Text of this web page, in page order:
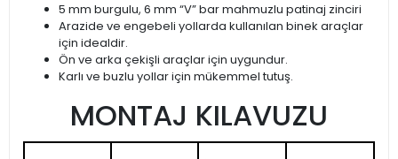
5 mm burgulu, 6 mm “V” bar mahmuzlu patinaj zinciri
Arazide ve engebeli yollarda kullanılan binek araçlar
için idealdir.
Ön ve arka çekişli araçlar için uygundur.
Karlı ve buzlu yollar için mükemmel tutuş.
MONTAJ KILAVUZU